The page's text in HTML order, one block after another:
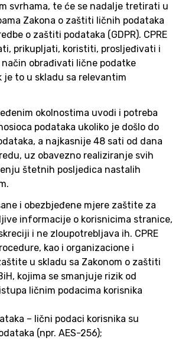
svrhama, te će se nadalje tretirati u
Zakona o zaštiti ličnih podataka
o zaštiti podataka (GDPR). CPRE
prikupljati, koristiti, prosljeđivati i
obrađivati lične podatke
je to u skladu sa relevantim
okolnostima uvodi i potreba
podataka ukoliko je došlo do
a najkasnije 48 sati od dana
uz obavezno realiziranje svih
štetnih posljedica nastalih
i obezbjeđene mjere zaštite za
informacije o korisnicima stranice,
i ne zloupotrebljava ih. CPRE
kao i organizacione i
u skladu sa Zakonom o zaštiti
kojima se smanjuje rizik od
ličnim podacima korisnika
– lični podaci korisnika su
(npr. AES-256);